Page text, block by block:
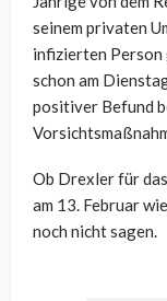
seinem privaten
infizierten Person
schon am
positiver Befund
Ob Drexler für
am 13. Februar
noch nicht sagen.